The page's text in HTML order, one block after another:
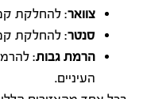
צוואר: להחלקת
סנטר: להחלקת
הרמת גבות:
העיניים.